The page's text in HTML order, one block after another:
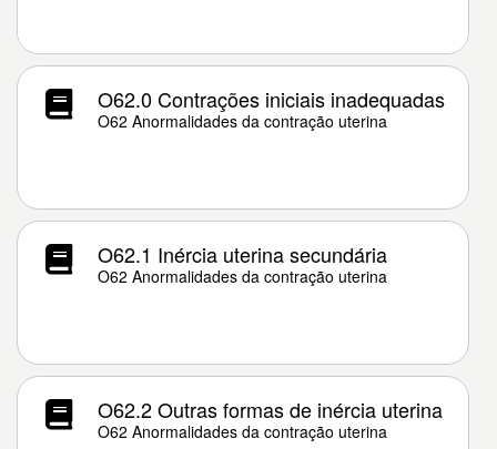
O62.0 Contrações iniciais inadequadas
O62 Anormalidades da contração uterina
O62.1 Inércia uterina secundária
O62 Anormalidades da contração uterina
O62.2 Outras formas de inércia uterina
O62 Anormalidades da contração uterina